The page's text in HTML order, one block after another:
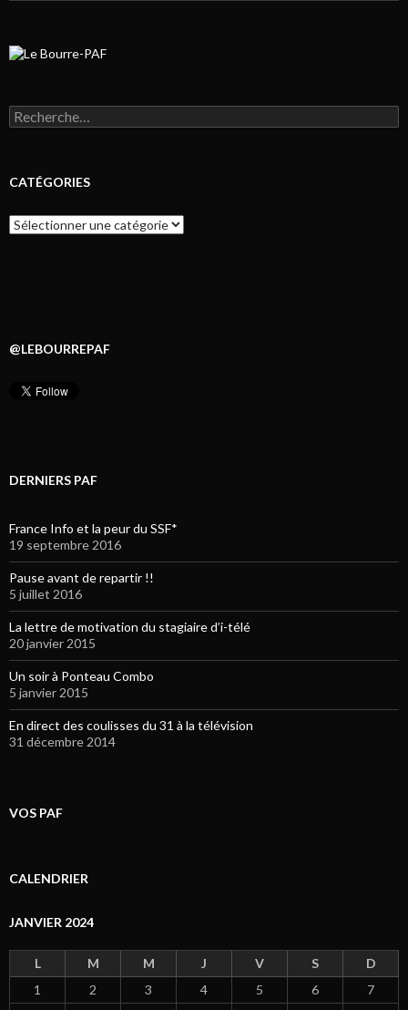
Rechercher :
CATÉGORIES
Catégories
@LEBOURREPAF
DERNIERS PAF
France Info et la peur du SSF*
19 septembre 2016
Pause avant de repartir !!
5 juillet 2016
La lettre de motivation du stagiaire d’i-télé
20 janvier 2015
Un soir à Ponteau Combo
5 janvier 2015
En direct des coulisses du 31 à la télévision
31 décembre 2014
VOS PAF
CALENDRIER
JANVIER 2024
L M M J V S
D
1
2 3 4 5 6
7